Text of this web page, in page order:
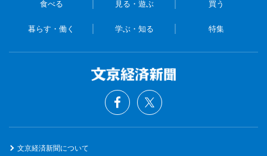
食べる 見る・遊ぶ 買う
暮らす・働く 学ぶ・知る 特集
文京経済新聞について